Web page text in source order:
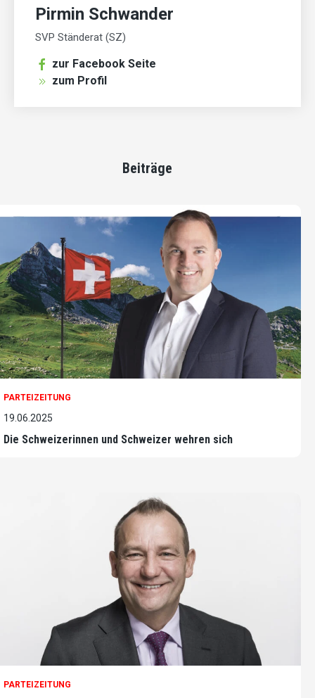
Pirmin Schwander
SVP Ständerat (SZ)
zur Facebook Seite
zum Profil
Beiträge
PARTEIZEITUNG
19.06.2025
Die Schweizerinnen und Schweizer wehren sich
PARTEIZEITUNG